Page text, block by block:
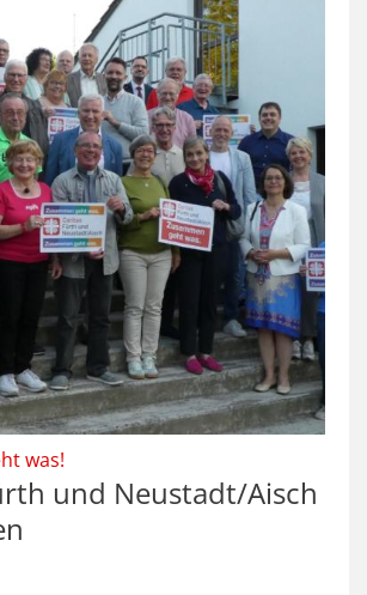
was!
und Neustadt/Aisch